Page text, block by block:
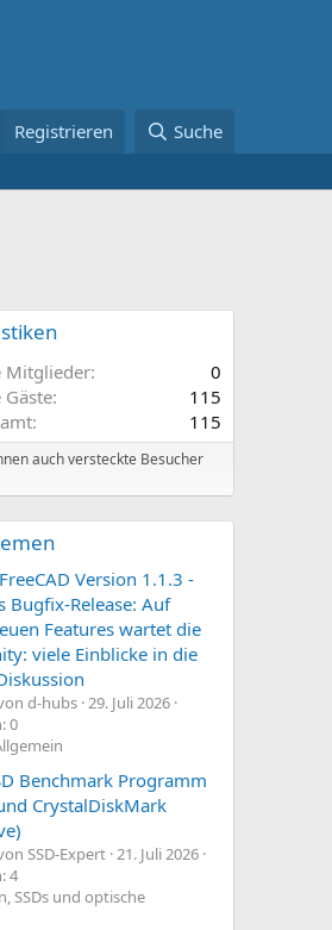
Registrieren Suche
Mitglieder
0
115
115
auch versteckte Besucher
Version 1.1.3 -
Bugfix-Release: Auf
Features wartet die
viele Einblicke in die
d-hubs 29. Juli 2026
0
Benchmark Programm
CrystalDiskMark
SSD-Expert 21. Juli 2026
4
SSDs und optische